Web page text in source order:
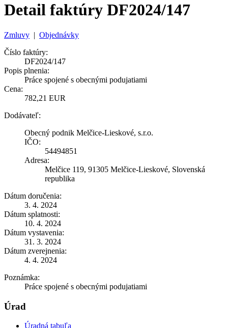
Detail faktúry DF2024/147
Zmluvy | Objednávky
Číslo faktúry:
DF2024/147
Popis plnenia:
Práce spojené s obecnými podujatiami
Cena:
782,21 EUR
Dodávateľ:
Obecný podnik Melčice-Lieskové, s.r.o.
IČO:
54494851
Adresa:
Melčice 119, 91305 Melčice-Lieskové, Slovenská
republika
Dátum doručenia:
3. 4. 2024
Dátum splatnosti:
10. 4. 2024
Dátum vystavenia:
31. 3. 2024
Dátum zverejnenia:
4. 4. 2024
Poznámka:
Práce spojené s obecnými podujatiami
Úrad
Úradná tabuľa